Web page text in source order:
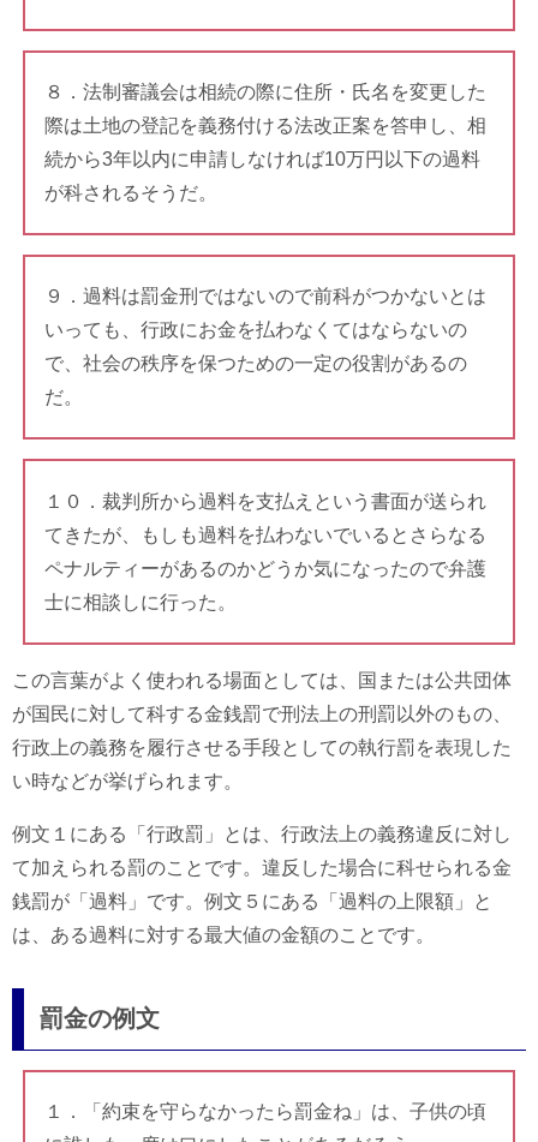
８．法制審議会は相続の際に住所・氏名を変更した
際は土地の登記を義務付ける法改正案を答申し、相
続から3年以内に申請しなければ10万円以下の過料
が科されるそうだ。
９．過料は罰金刑ではないので前科がつかないとは
いっても、行政にお金を払わなくてはならないの
で、社会の秩序を保つための一定の役割があるの
だ。
１０．裁判所から過料を支払えという書面が送られ
てきたが、もしも過料を払わないでいるとさらなる
ペナルティーがあるのかどうか気になったので弁護
士に相談しに行った。
この言葉がよく使われる場面としては、国または公共団体
が国民に対して科する金銭罰で刑法上の刑罰以外のもの、
行政上の義務を履行させる手段としての執行罰を表現した
い時などが挙げられます。
例文１にある「行政罰」とは、行政法上の義務違反に対し
て加えられる罰のことです。違反した場合に科せられる金
銭罰が「過料」です。例文５にある「過料の上限額」と
は、ある過料に対する最大値の金額のことです。
罰金の例文
１．「約束を守らなかったら罰金ね」は、子供の頃